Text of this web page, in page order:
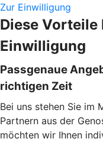
Zur Einwilligung
Diese Vorteile
Einwilligung
Passgenaue
richtigen Zeit
Bei uns stehen Sie im
Partnern aus der
möchten wir Ihnen